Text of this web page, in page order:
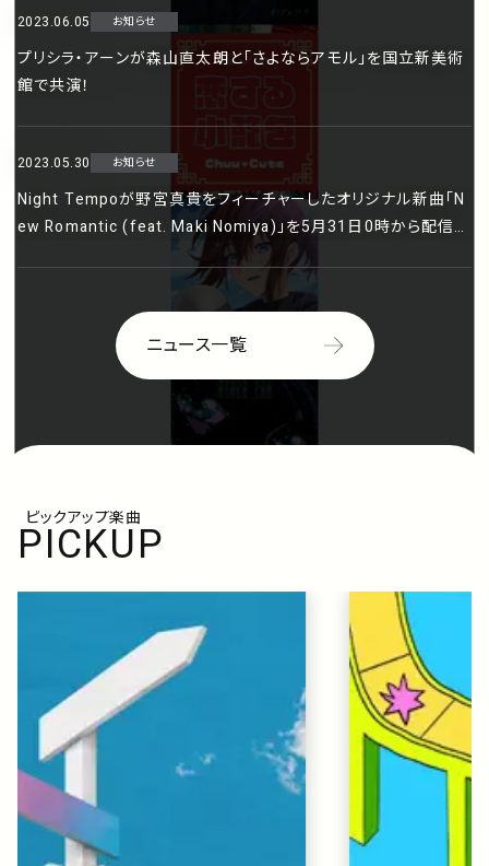
ニュース一覧
2023.06.05 お知らせ
プリシラ・アーンが森山直太朗と「さよならアモル」を国立新美術
館で共演！
2023.05.30 お知らせ
Night Tempoが野宮真貴をフィーチャーしたオリジナル新曲「N
ew Romantic (feat. Maki Nomiya)」を5月31日0時から配信。
メジャー2ndオリジナル・アルバムの発売も決定！
PICKUP
ピックアップ楽曲